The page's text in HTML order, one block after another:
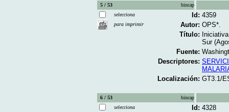
5 / 53
bincap
selecciona
para imprimir
Id: 4359
Autor: OPS*.
Título:
Sur
Fuente:
Descriptores:
Localización: GT3.1/
6 / 53
bincap
selecciona
Id: 4328